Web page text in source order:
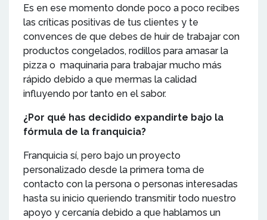
Es en ese momento donde poco a poco recibes
las críticas positivas de tus clientes y te
convences de que debes de huir de trabajar con
productos congelados, rodillos para amasar la
pizza o maquinaria para trabajar mucho más
rápido debido a que mermas la calidad
influyendo por tanto en el sabor.
¿Por qué has decidido expandirte bajo la
fórmula de la franquicia?
Franquicia sí, pero bajo un proyecto
personalizado desde la primera toma de
contacto con la persona o personas interesadas
hasta su inicio queriendo transmitir todo nuestro
apoyo y cercanía debido a que hablamos un